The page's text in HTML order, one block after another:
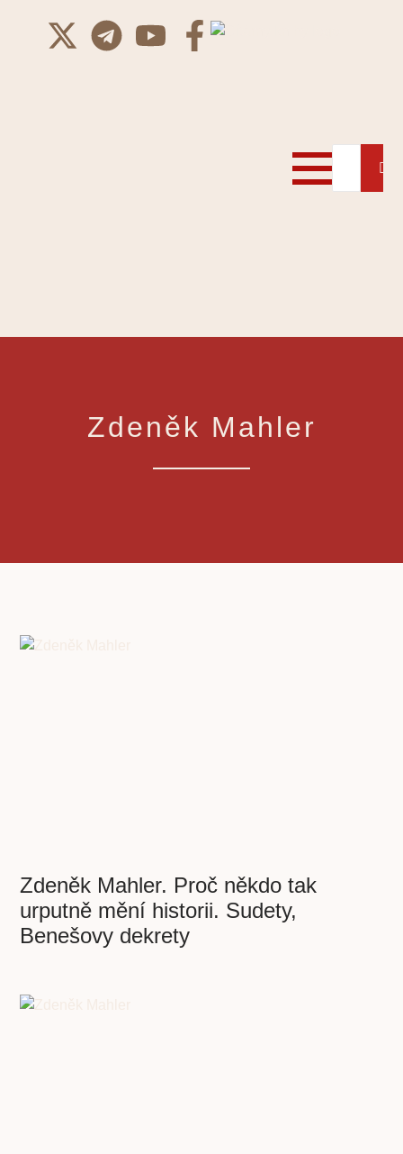
Zdeněk Mahler
Zdeněk Mahler. Proč někdo tak
urputně mění historii. Sudety,
Benešovy dekrety